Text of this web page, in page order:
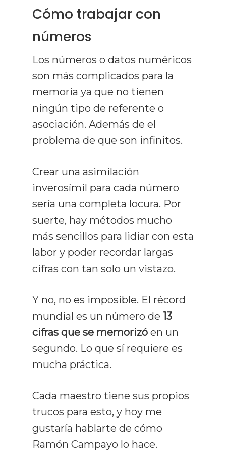
Cómo trabajar con
números
Los números o datos numéricos
son más complicados para la
memoria ya que no tienen
ningún tipo de referente o
asociación. Además de el
problema de que son infinitos.
Crear una asimilación
inverosímil para cada número
sería una completa locura. Por
suerte, hay métodos mucho
más sencillos para lidiar con esta
labor y poder recordar largas
cifras con tan solo un vistazo.
Y no, no es imposible. El récord
mundial es un número de 13
cifras que se memorizó en un
segundo. Lo que sí requiere es
mucha práctica.
Cada maestro tiene sus propios
trucos para esto, y hoy me
gustaría hablarte de cómo
Ramón Campayo lo hace.